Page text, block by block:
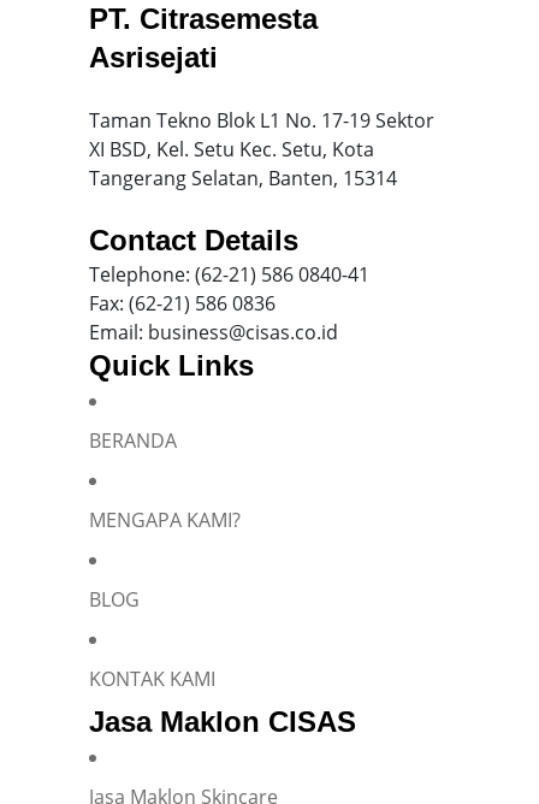
PT. Citrasemesta
Asrisejati
Taman Tekno Blok L1 No. 17-19 Sektor
XI BSD, Kel. Setu Kec. Setu, Kota
Tangerang Selatan, Banten, 15314
Contact Details
Telephone: (62-21) 586 0840-41
Fax: (62-21) 586 0836
Email: business@cisas.co.id
Quick Links
BERANDA
MENGAPA KAMI?
BLOG
KONTAK KAMI
Jasa Maklon CISAS
Jasa Maklon Skincare
Silakan isi informasi Anda dan chat dengan saya
*